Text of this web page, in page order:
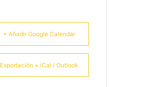
+ Añadir Google Calendar
Exportación + iCal / Outlook